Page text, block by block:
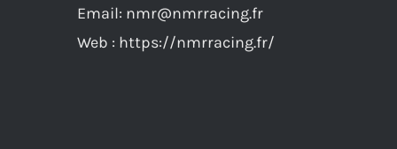
Email: nmr@nmrracing.fr
Web : https://nmrracing.fr/